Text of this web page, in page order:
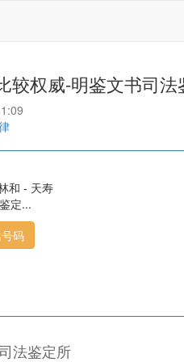
较权威-明鉴文书司法
和 - 天寿
定...
码
法鉴定所